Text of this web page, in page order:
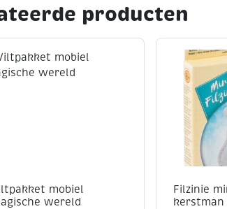
producten
mobiel
wereld
Filzinie
kerstman